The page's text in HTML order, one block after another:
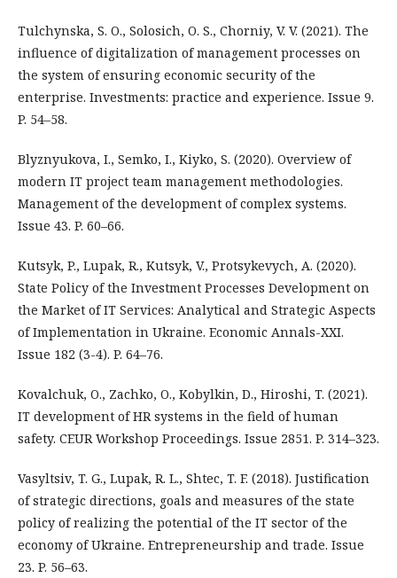
Tulchynska, S. O., Solosich, O. S., Chorniy, V. V. (2021). The
influence of digitalization of management processes on
the system of ensuring economic security of the
enterprise. Investments: practice and experience. Issue 9.
P. 54–58.
Blyznyukova, I., Semko, I., Kiyko, S. (2020). Overview of
modern IT project team management methodologies.
Management of the development of complex systems.
Issue 43. P. 60–66.
Kutsyk, P., Lupak, R., Kutsyk, V., Protsykevych, A. (2020).
State Policy of the Investment Processes Development on
the Market of IT Services: Analytical and Strategic Aspects
of Implementation in Ukraine. Economic Annals-XXI.
Issue 182 (3-4). P. 64–76.
Kovalchuk, O., Zachko, O., Kobylkin, D., Hiroshi, T. (2021).
IT development of HR systems in the field of human
safety. CEUR Workshop Proceedings. Issue 2851. P. 314–323.
Vasyltsiv, T. G., Lupak, R. L., Shtec, T. F. (2018). Justification
of strategic directions, goals and measures of the state
policy of realizing the potential of the IT sector of the
economy of Ukraine. Entrepreneurship and trade. Issue
23. P. 56–63.